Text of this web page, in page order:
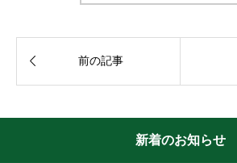
 前の記事
新着のお知らせ